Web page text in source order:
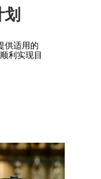
供适用的
利实现目